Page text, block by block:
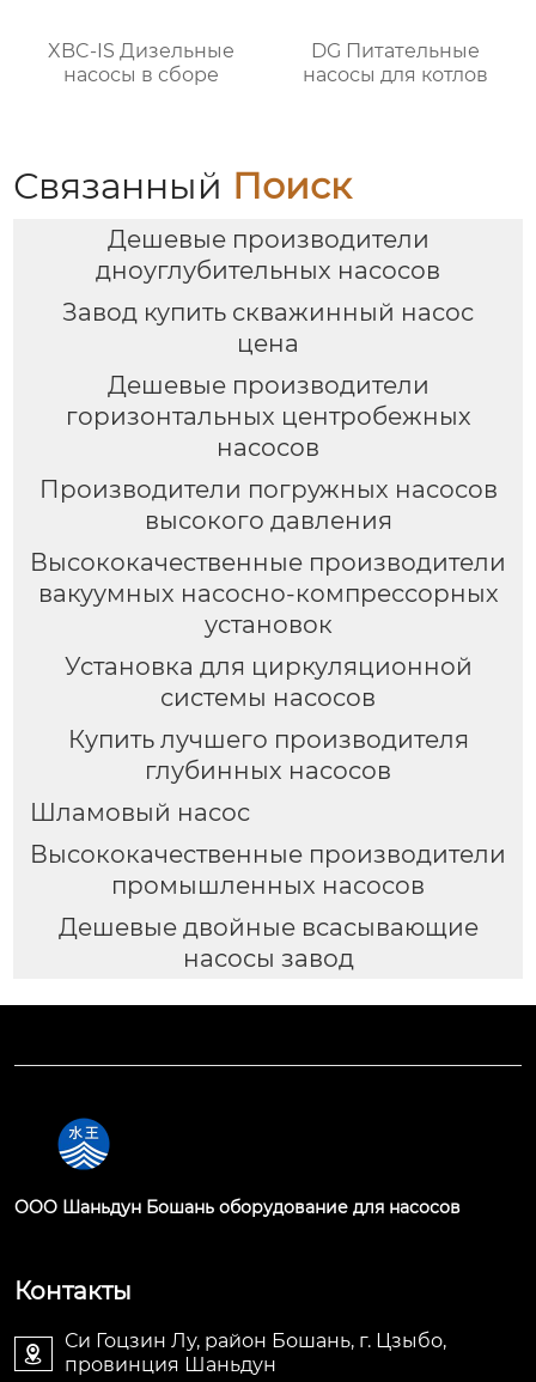
XBC-IS Дизельные
насосы в сборе
DG Питательные
насосы для котлов
Связанный Поиск
Дешевые производители
дноуглубительных насосов
Завод купить скважинный насос
цена
Дешевые производители
горизонтальных центробежных
насосов
Производители погружных насосов
высокого давления
Высококачественные производители
вакуумных насосно-компрессорных
установок
Установка для циркуляционной
системы насосов
Купить лучшего производителя
глубинных насосов
Шламовый насос
Высококачественные производители
промышленных насосов
Дешевые двойные всасывающие
насосы завод
OOO Шаньдун Бошань оборудование для насосов
Контакты

Си Гоцзин Лу, район Бошань, г. Цзыбо,
провинция Шаньдун